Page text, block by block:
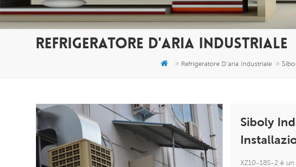
REFRIGERATORE D'ARIA INDUSTRIALE
Refrigeratore D'aria Industriale
Siboly
XZ10-18S-2 è